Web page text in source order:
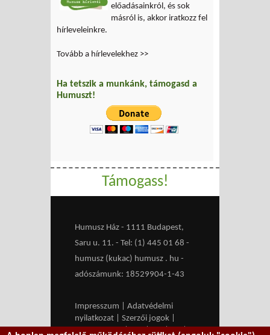
előadásainkról, és sok
másról is, akkor iratkozz fel
hírleveleinkre.
Tovább a hírlevelekhez >>
Ha tetszik a munkánk, támogasd a
Humuszt!
Támogass!
Humusz Ház - 1111 Budapest,
Saru u. 11. - Tel: (1) 445 01 68 -
humusz (kukac) humusz . hu -
adószámunk: 18529904-1-43
Impresszum
Adatvédelmi
nyilatkozat
Szerzői jogok
Médiaajánlat
RSS HU| EN